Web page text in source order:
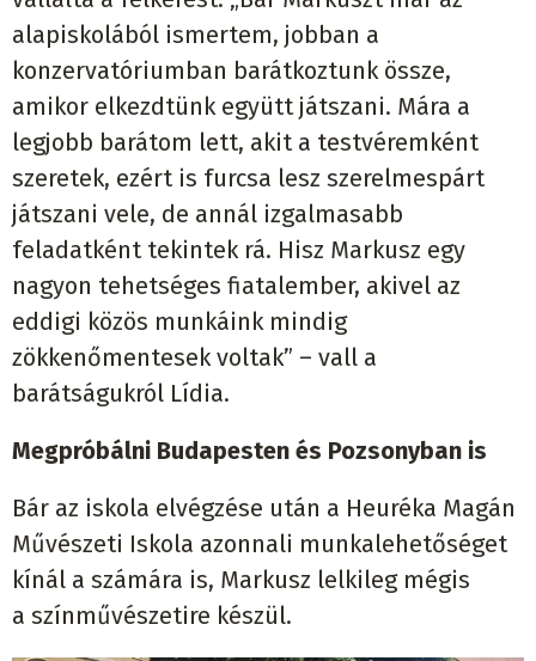
alapiskolából ismertem, jobban a
konzervatóriumban barátkoztunk össze,
amikor elkezdtünk együtt játszani. Mára a
legjobb barátom lett, akit a testvéremként
szeretek, ezért is furcsa lesz szerelmespárt
játszani vele, de annál izgalmasabb
feladatként tekintek rá. Hisz Markusz egy
nagyon tehetséges fiatalember, akivel az
eddigi közös munkáink mindig
zökkenőmentesek voltak” – vall a
barátságukról Lídia.
Megpróbálni Budapesten és Pozsonyban is
Bár az iskola elvégzése után a Heuréka Magán
Művészeti Iskola azonnali munkalehetőséget
kínál a számára is, Markusz lelkileg mégis
a színművészetire készül.